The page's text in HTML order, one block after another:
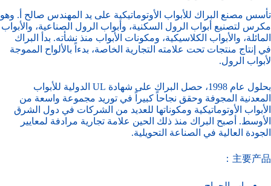
تأسس مصنع البراك للأبواب الأوتوماتيكية على يد المهندس صالح أ. وهو
مكرس لتصنيع أبواب الرول السكنية، وأبواب الرول الصناعية، والأبواب
المائلة، والأبواب الكلاسيكية، ومكونات الأبواب منذ نشأته. بدأ البراك
في إنتاج منتجات تحت علامته التجارية الخاصة، بدءاً بالألواح المموجة
لأبواب الرول.
بحلول عام 1998، حصل البراك على شهادة UL الدولية للأبواب
المعدنية المجوفة وحقق نجاحاً كبيراً في توريد مجموعة واسعة من
الأبواب الأوتوماتيكية ومكوناتها للعديد من الشركات في دول الشرق
الأوسط. أصبح البراك منذ ذلك الحين علامة تجارية مرادفة لمعايير
الجودة العالية في الصناعة التحويلية.
主要产品：